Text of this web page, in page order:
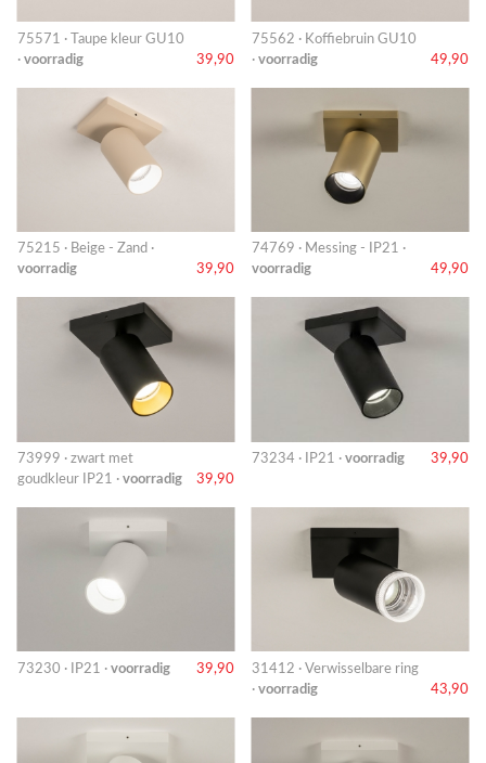
75571 · Taupe kleur GU10
· voorradig 39,90
75562 · Koffiebruin GU10
· voorradig 49,90
75215 · Beige - Zand ·
voorradig
39,90
74769 · Messing - IP21 ·
voorradig
49,90
73999 · zwart met
goudkleur IP21 · voorradig 39,90
73234 · IP21 · voorradig 39,90
73230 · IP21 · voorradig 39,90
31412 · Verwisselbare ring
· voorradig 43,90